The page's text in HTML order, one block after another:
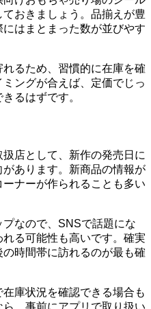
おきましょう。品揃えが豊
はまとまった数が並びやす
るため、習慣的に在庫を確
ングが合えば、定価でじっ
るはずです。
店として、新作の発売日に
あります。新商品の情報が
ナーが作られることも多い
なので、SNSで話題にな
る可能性も高いです。確実
時間帯に訪れるのが最も確
庫状況を確認できる場合も
、事前にアプリで取り扱い